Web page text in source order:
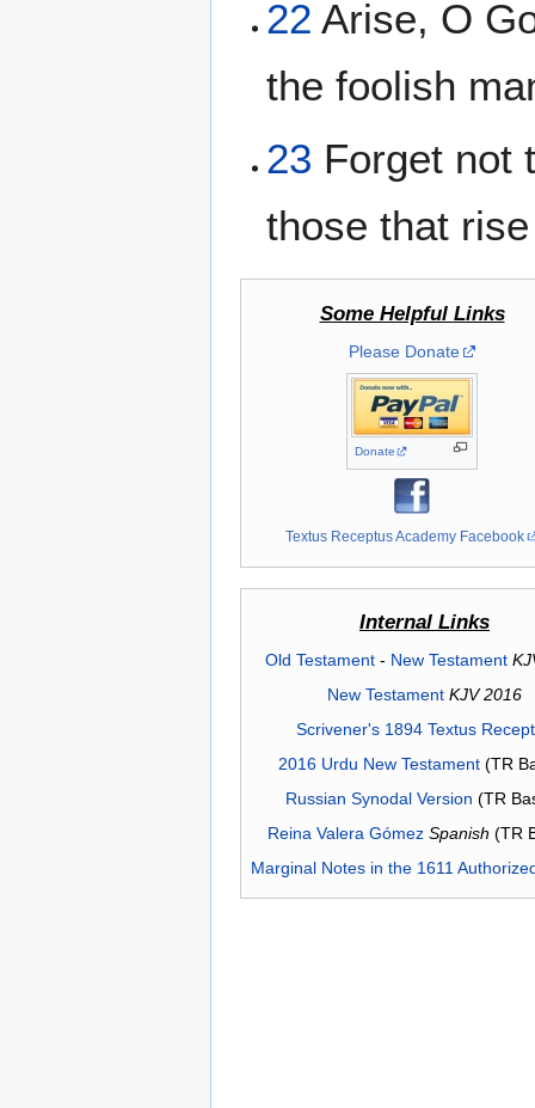
22 Arise, O
the foolish
23 Forget not
those that
Some Helpful Links
Please Donate
Donate
Textus Receptus Academy Facebook
Internal Links
Old Testament- New Testament
New Testament KJV 2016
Scrivener's 1894 Textus
2016 Urdu New Testament(TR
Russian Synodal Version (TR
Reina Valera Gómez Spanish (TR
Marginal Notes in the 1611